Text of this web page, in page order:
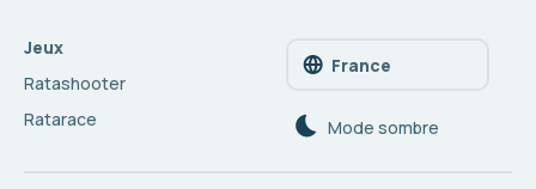
Jeux
Ratashooter
Ratarace
France
Mode sombre